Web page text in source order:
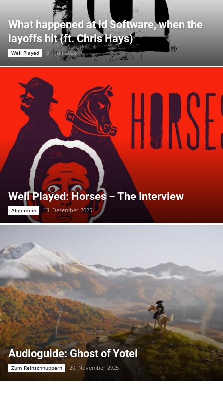
What happened at id Software, when the
layoffs hit (ft. Chris Hays)
Well Played 31. Juli 2026
Well Played: Horses – The Interview
Allgemein 13. Dezember 2025
Audioguide: Ghost of Yotei
Zum Reinschnuppern 20. November 2025